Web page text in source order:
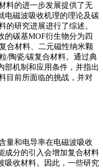
料的进一步发展提供了无
电磁波吸收机理的理论及碳
的研究进展进行了综述。
的碳基MOF衍生物分为四
合材料、二元磁性纳米颗
/陶瓷/碳复合材料。通过典
部机制和应用条件，并指出
目前所面临的挑战，并对
量和电导率在电磁波吸收
成分的引入会增加复合材料
吸收材料。因此，一些研究